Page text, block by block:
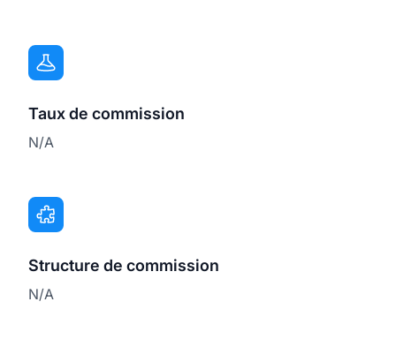
Taux de commission
N/A
Structure de commission
N/A